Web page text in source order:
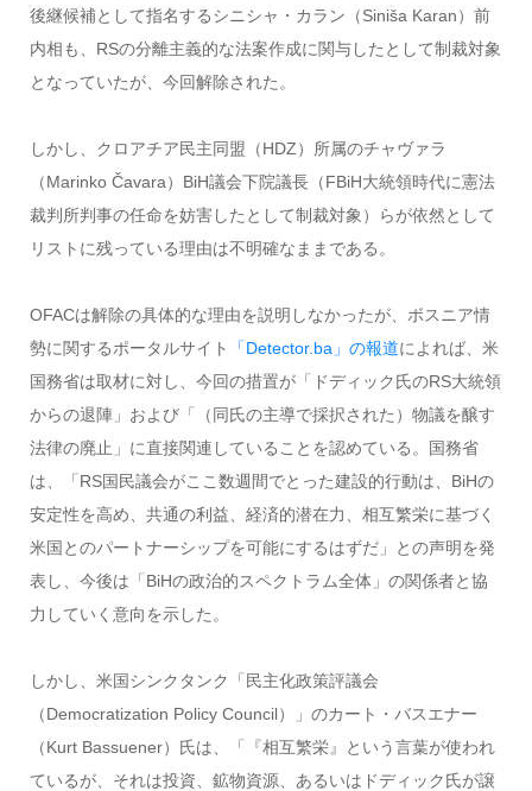
後継候補として指名するシニシャ・カラン（Siniša Karan）前
内相も、RSの分離主義的な法案作成に関与したとして制裁対象
となっていたが、今回解除された。
しかし、クロアチア民主同盟（HDZ）所属のチャヴァラ
（Marinko Čavara）BiH議会下院議長（FBiH大統領時代に憲法
裁判所判事の任命を妨害したとして制裁対象）らが依然として
リストに残っている理由は不明確なままである。
OFACは解除の具体的な理由を説明しなかったが、ボスニア情
勢に関するポータルサイト
「Detector.ba」の報道によれば、米
国務省は取材に対し、今回の措置が「ドディック氏のRS大統領
からの退陣」および「（同氏の主導で採択された）物議を醸す
法律の廃止」に直接関連していることを認めている。国務省
は、「RS国民議会がここ数週間でとった建設的行動は、BiHの
安定性を高め、共通の利益、経済的潜在力、相互繁栄に基づく
米国とのパートナーシップを可能にするはずだ」との声明を発
表し、今後は「BiHの政治的スペクトラム全体」の関係者と協
力していく意向を示した。
しかし、米国シンクタンク「民主化政策評議会
（Democratization Policy Council）」のカート・バスエナー
（Kurt Bassuener）氏は、「『相互繁栄』という言葉が使われ
ているが、それは投資、鉱物資源、あるいはドディック氏が譲